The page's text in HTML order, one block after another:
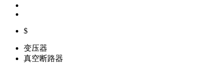
$
变压器
真空断路器